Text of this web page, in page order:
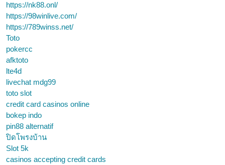
https://nk88.onl/
https://98winlive.com/
https://789winss.net/
Toto
pokercc
afktoto
lte4d
livechat mdg99
toto slot
credit card casinos online
bokep indo
pin88 alternatif
ปิดโพรงบ้าน
Slot 5k
casinos accepting credit cards